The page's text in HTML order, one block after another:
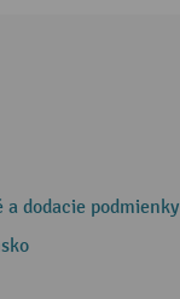
a dodacie podmienky